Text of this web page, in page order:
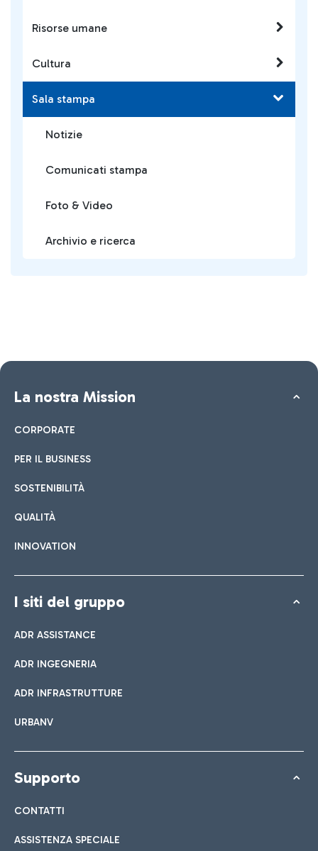
Risorse umane
Cultura
Sala stampa
Notizie
Comunicati stampa
Foto & Video
Archivio e ricerca
La nostra Mission
CORPORATE
PER IL BUSINESS
SOSTENIBILITÀ
QUALITÀ
INNOVATION
I siti del gruppo
ADR ASSISTANCE
ADR INGEGNERIA
ADR INFRASTRUTTURE
URBANV
Supporto
CONTATTI
ASSISTENZA SPECIALE